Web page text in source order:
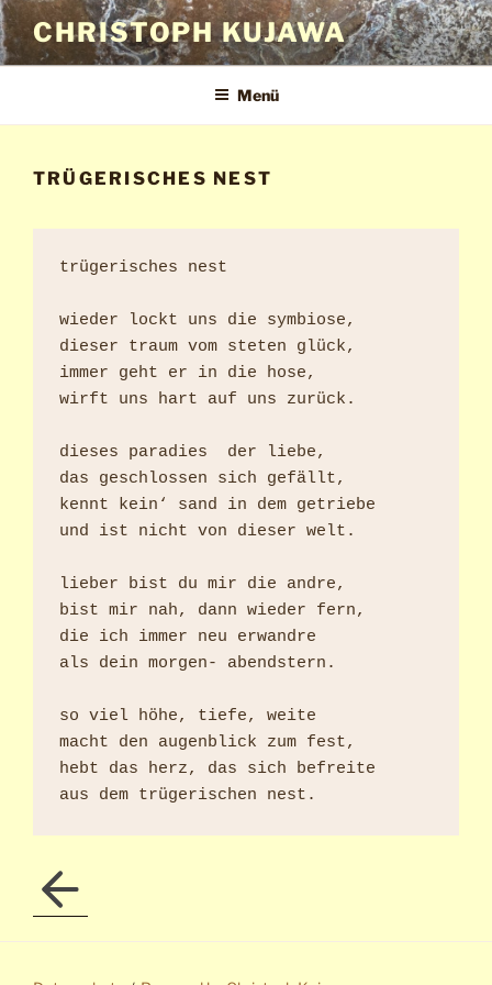
Zum
Inhalt
springen
CHRISTOPH KUJAWA
Menü
TRÜGERISCHES NEST
trügerisches nest
wieder lockt uns die symbiose,
dieser traum vom steten glück,
immer geht er in die hose,
wirft uns hart auf uns zurück.
dieses paradies  der liebe,
das geschlossen sich gefällt,
kennt kein‘ sand in dem getriebe
und ist nicht von dieser welt.
lieber bist du mir die andre,
bist mir nah, dann wieder fern,
die ich immer neu erwandre
als dein morgen- abendstern.
so viel höhe, tiefe, weite
macht den augenblick zum fest,
hebt das herz, das sich befreite